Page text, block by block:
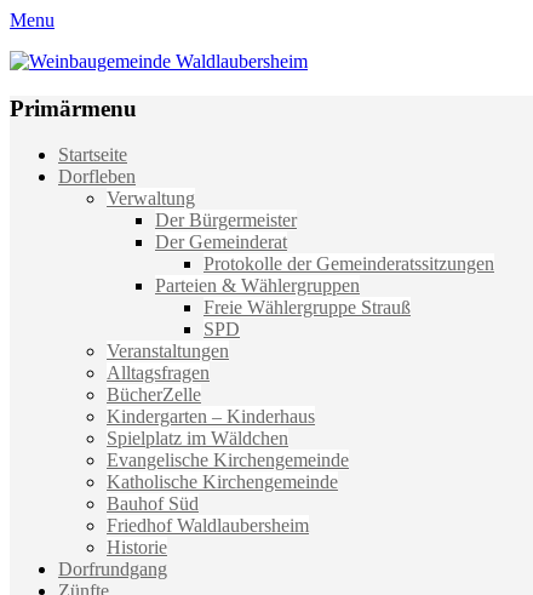
Menu
Weinbaugemeinde Waldlaubersheim
Primärmenu
Weiter
zum
Startseite
Dorfleben
Verwaltung
Der Bürgermeister
Der Gemeinderat
Protokolle der Gemeinderatssitzungen
Parteien & Wählergruppen
Freie Wählergruppe Strauß
SPD
Veranstaltungen
Alltagsfragen
BücherZelle
Kindergarten – Kinderhaus
Spielplatz im Wäldchen
Evangelische Kirchengemeinde
Katholische Kirchengemeinde
Bauhof Süd
Friedhof Waldlaubersheim
Historie
Dorfrundgang